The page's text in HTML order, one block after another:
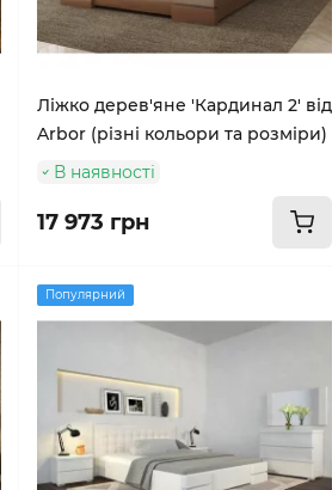
Ліжко дерев'яне 'Кардинал 2' від
Arbor (різні кольори та розміри)
В наявності
17 973 грн
Популярний